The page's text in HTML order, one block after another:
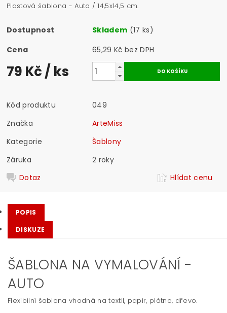
Plastová šablona - Auto / 14,5x14,5 cm.
Dostupnost Skladem (17 ks)
Cena
65,29 Kč bez DPH
79 Kč/ ks
Kód produktu
049
Značka
ArteMiss
Kategorie
Šablony
Záruka
2 roky
Dotaz
Hlídat cenu
POPIS
DISKUZE
ŠABLONA NA VYMALOVÁNÍ -
AUTO
Flexibilní šablona vhodná na textil, papír, plátno, dřevo.